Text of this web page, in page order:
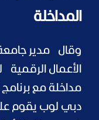
المداخلة
وقال مدير
الأعمال
مداخلة مع
دبي لوب يقوم